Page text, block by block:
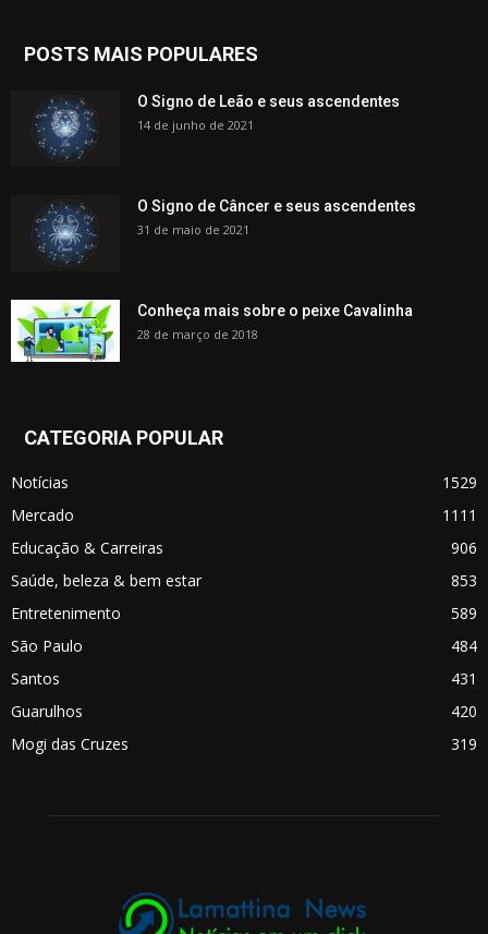
POSTS MAIS POPULARES
O Signo de Leão e seus ascendentes
14 de junho de 2021
O Signo de Câncer e seus ascendentes
31 de maio de 2021
Conheça mais sobre o peixe Cavalinha
28 de março de 2018
CATEGORIA POPULAR
Notícias
1529
Mercado
1111
Educação & Carreiras
906
Saúde, beleza & bem estar
853
Entretenimento
589
São Paulo
484
Santos
431
Guarulhos
420
Mogi das Cruzes
319